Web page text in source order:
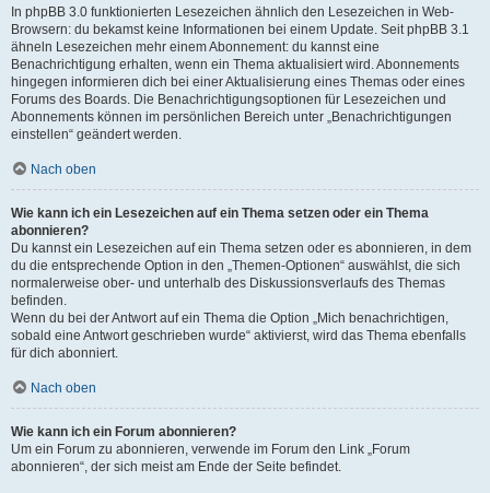
In phpBB 3.0 funktionierten Lesezeichen ähnlich den Lesezeichen in Web-
Browsern: du bekamst keine Informationen bei einem Update. Seit phpBB 3.1
ähneln Lesezeichen mehr einem Abonnement: du kannst eine
Benachrichtigung erhalten, wenn ein Thema aktualisiert wird. Abonnements
hingegen informieren dich bei einer Aktualisierung eines Themas oder eines
Forums des Boards. Die Benachrichtigungsoptionen für Lesezeichen und
Abonnements können im persönlichen Bereich unter „Benachrichtigungen
einstellen“ geändert werden.
Nach oben
Wie kann ich ein Lesezeichen auf ein Thema setzen oder ein Thema
abonnieren?
Du kannst ein Lesezeichen auf ein Thema setzen oder es abonnieren, in dem
du die entsprechende Option in den „Themen-Optionen“ auswählst, die sich
normalerweise ober- und unterhalb des Diskussionsverlaufs des Themas
befinden.
Wenn du bei der Antwort auf ein Thema die Option „Mich benachrichtigen,
sobald eine Antwort geschrieben wurde“ aktivierst, wird das Thema ebenfalls
für dich abonniert.
Nach oben
Wie kann ich ein Forum abonnieren?
Um ein Forum zu abonnieren, verwende im Forum den Link „Forum
abonnieren“, der sich meist am Ende der Seite befindet.